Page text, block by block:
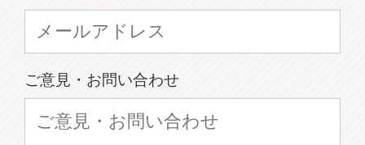
ご意見・お問い合わせ